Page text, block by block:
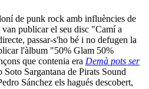
de punk rock amb influències de
publicar el seu disc "Camí a
passar-s'ho bé i no defugen la
l'àlbum "50% Glam 50%
que contenia era Demà pots ser
Sargantana de Pirats Sound
Sánchez els hagués descobert,